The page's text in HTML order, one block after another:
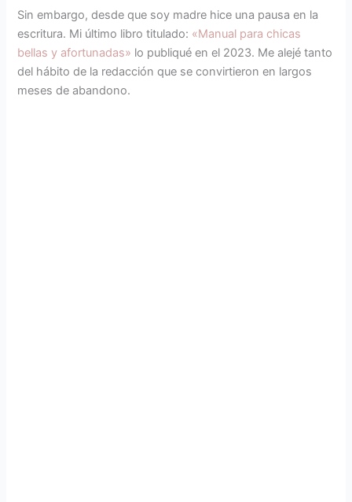
Sin embargo, desde que soy madre hice una pausa en la
escritura. Mi último libro titulado: «Manual para chicas
bellas y afortunadas» lo publiqué en el 2023. Me alejé tanto
del hábito de la redacción que se convirtieron en largos
meses de abandono.